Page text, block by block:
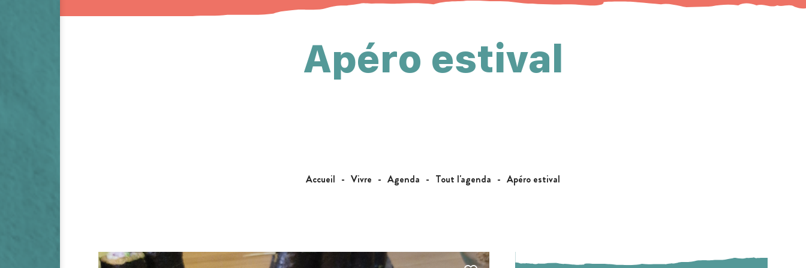
Accueil Vivre Agenda Tout l'agenda Apéro estival
Apéro estival